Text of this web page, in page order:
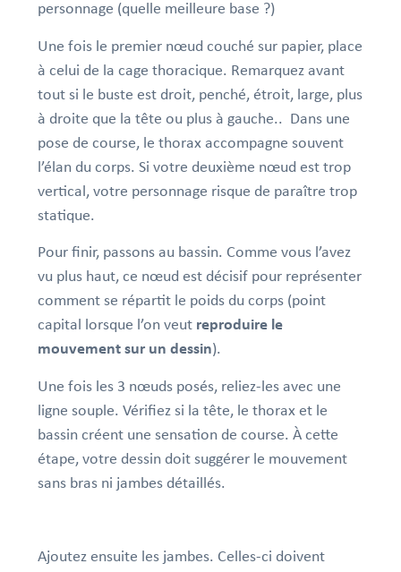
personnage (quelle meilleure base ?)
Une fois le premier nœud couché sur papier, place
à celui de la cage thoracique. Remarquez avant
tout si le buste est droit, penché, étroit, large, plus
à droite que la tête ou plus à gauche.. Dans une
pose de course, le thorax accompagne souvent
l’élan du corps. Si votre deuxième nœud est trop
vertical, votre personnage risque de paraître trop
statique.
Pour finir, passons au bassin. Comme vous l’avez
vu plus haut, ce nœud est décisif pour représenter
comment se répartit le poids du corps (point
capital lorsque l’on veut reproduire le
mouvement sur un dessin).
Une fois les 3 nœuds posés, reliez-les avec une
ligne souple. Vérifiez si la tête, le thorax et le
bassin créent une sensation de course. À cette
étape, votre dessin doit suggérer le mouvement
sans bras ni jambes détaillés.
Ajoutez ensuite les jambes. Celles-ci doivent